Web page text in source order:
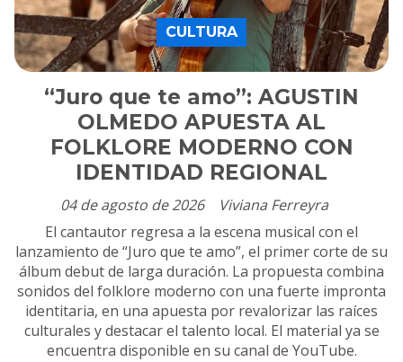
“Juro que te amo”: AGUSTIN
OLMEDO APUESTA AL
FOLKLORE MODERNO CON
IDENTIDAD REGIONAL
Viviana Ferreyra
CULTURA
04 de agosto de 2026
El cantautor regresa a la escena musical con el
lanzamiento de “Juro que te amo”, el primer corte de su
álbum debut de larga duración. La propuesta combina
sonidos del folklore moderno con una fuerte impronta
identitaria, en una apuesta por revalorizar las raíces
culturales y destacar el talento local. El material ya se
encuentra disponible en su canal de YouTube.